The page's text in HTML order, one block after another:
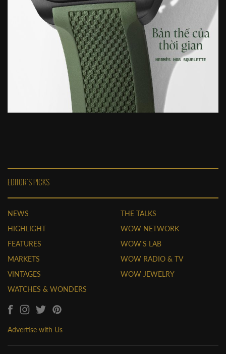
EDITOR'S PICKS
NEWS
HIGHLIGHT
FEATURES
MARKETS
VINTAGES
WATCHES & WONDERS
THE TALKS
WOW NETWORK
WOW'S LAB
WOW RADIO & TV
WOW JEWELRY
Advertise with Us